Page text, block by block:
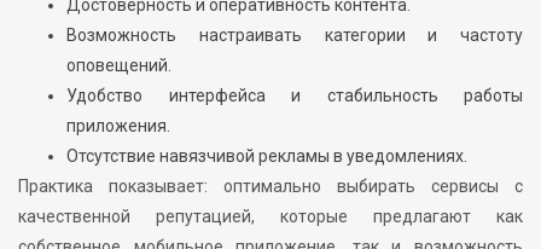
Достоверность и оперативность контента.
Возможность настраивать категории и частоту
оповещений.
Удобство интерфейса и стабильность работы
приложения.
Отсутствие навязчивой рекламы в уведомлениях.
Практика показывает: оптимально выбирать сервисы с
качественной репутацией, которые предлагают как